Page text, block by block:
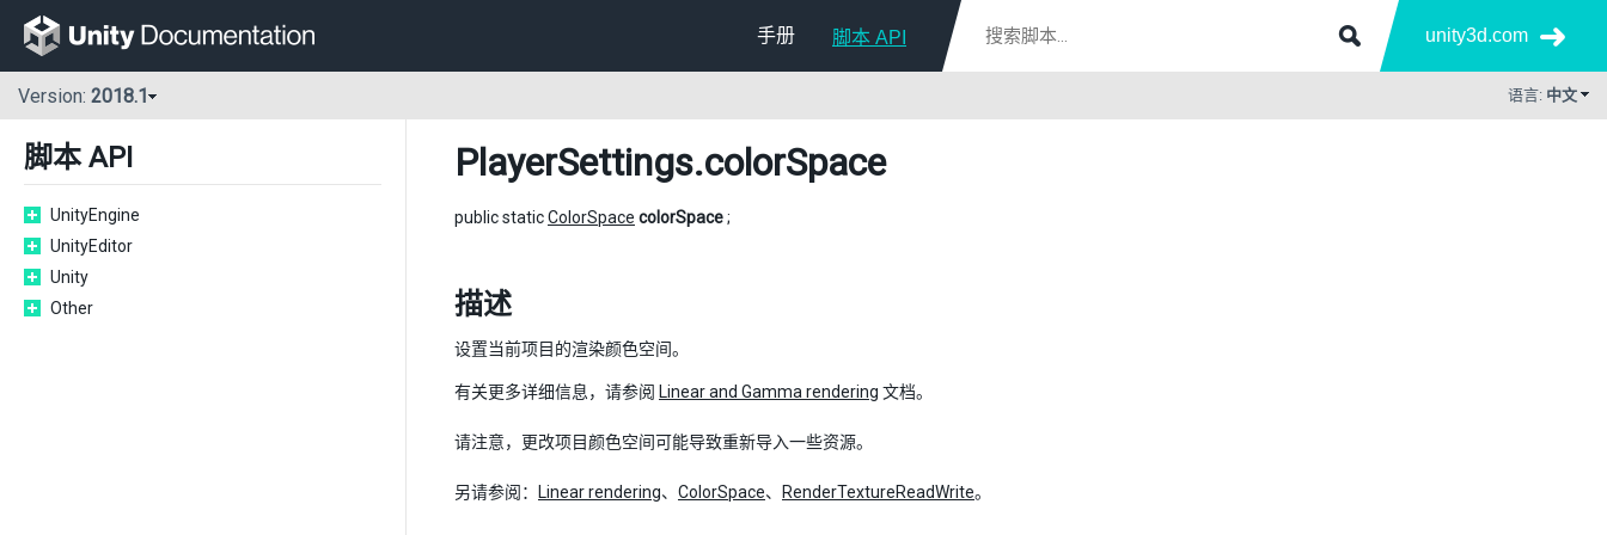
手册 脚本 API unity3d.com
Version: 2018.1 语言: 中文
脚本 API
UnityEngine
UnityEditor
Unity
Other
PlayerSettings.colorSpace
public staticColorSpace colorSpace;
描述
设置当前项目的渲染颜色空间。
有关更多详细信息，请参阅 Linear and Gamma rendering 文档。
请注意，更改项目颜色空间可能导致重新导入一些资源。
另请参阅： Linear rendering、 ColorSpace、 RenderTextureReadWrite。